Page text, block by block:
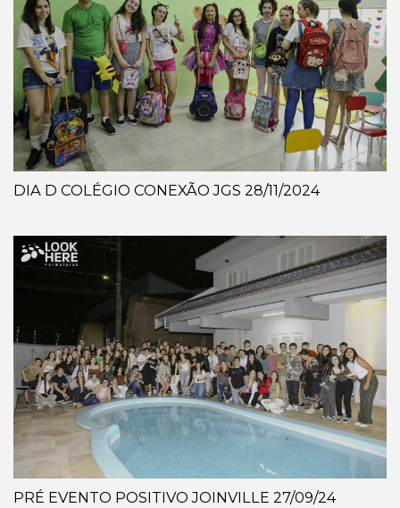
DIA D COLÉGIO CONEXÃO JGS 28/11/2024
PRÉ EVENTO POSITIVO JOINVILLE 27/09/24